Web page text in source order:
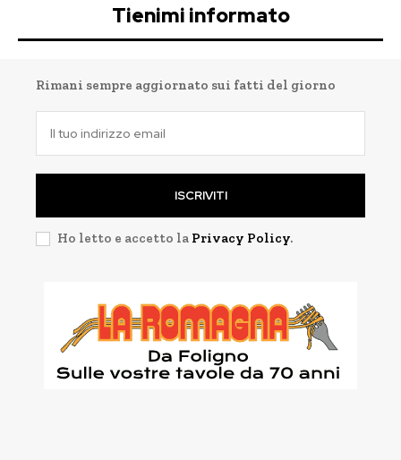
Tienimi informato
Rimani sempre aggiornato sui fatti del giorno
ISCRIVITI
Ho letto e accetto la Privacy Policy.